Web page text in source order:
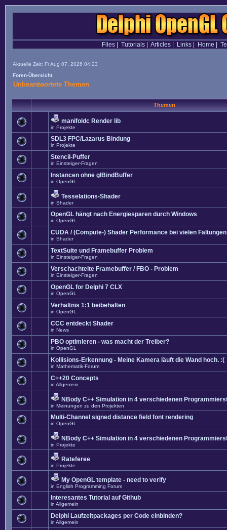
Files| Tutorials| Articles| Links| Home
Aktuelle Zeit: Fr Aug 07, 2026 04:23
Foren-Übersicht
Unbeantwortete Themen
Themen
manifoldc Render lib
in Projekte
SDL3 FPC/Lazarus Bindung
in Projekte
Stencil-Puffer
in Einsteiger-Fragen
Instancen ohne glBindBuffer
in OpenGL
Tesselations-Shader
in Shader
OpenGL hängt nach Energiesparen durch Windows
in OpenGL
CUDA / (Compute-) Shader Performance bei vielen Faltungen
in Shader
TextSuite und Framebuffer Problem
in Einsteiger-Fragen
Verschachtelte Framebuffer / FBO - Problem
in Einsteiger-Fragen
OpenGL for Delphi 7 CLX
in OpenGL
Verhältnis 1:1 beibehalten
in OpenGL
CCC entdeckt Shader
in News
PBO optimieren - was macht der Treiber?
in OpenGL
Kollisions-Erkennung - Meine Kamera läuft die Wand hoch. :(
in Mathematik-Forum
C++20 Concepts
in Allgemein
NBody C++ Simulation in 4 verschiedenen
in Meinungen zu den Projekten
Multi-Channel signed distance field font rendering
in OpenGL
NBody C++ Simulation in 4 verschiedenen
in Projekte
Rateferee
in Projekte
My OpenGL template - need to verify
in English Programming Forum
Interesantes Tutorial auf Github
in Allgemein
Delphi Laufzeitpackages per Code einbinden?
in Allgemein